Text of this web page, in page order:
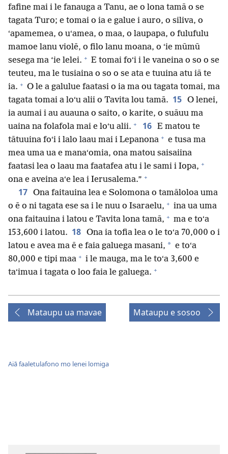
fafine mai i le fanauga a Tanu, ae o lona tamā o se
tagata Turo; e tomai o ia e galue i auro, o siliva, o
ʻapamemea, o uʻamea, o maa, o laupapa, o fulufulu
mamoe lanu violē, o filo lanu moana, o ʻie mūmū
sesega ma ‘ie lelei. + E tomai foʻi i le vaneina o so o se
teuteu, ma le tusiaina o so o se ata e tuuina atu iā te
ia. + O le a galulue faatasi o ia ma ou tagata tomai, ma
tagata tomai a loʻu alii o Tavita lou tamā. 15 O lenei,
ia aumai i au auauna o saito, o karite, o suāuu ma
uaina na folafola mai e loʻu alii. + 16 E matou te
tātuuina foʻi i lalo laau mai i Lepanona + e tusa ma
mea uma ua e manaʻomia, ona matou saisaiina
faatasi lea o laau ma faatafea atu i le sami i Iopa, +
ona e aveina aʻe lea i Ierusalema.” +
17 Ona faitauina lea e Solomona o tamāloloa uma
o ē o ni tagata ese sa i le nuu o Isaraelu, + ina ua uma
ona faitauina i latou e Tavita lona tamā, + ma e toʻa
153,600 i latou. 18 Ona ia tofia lea o le toʻa 70,000 o i
latou e avea ma ē e faia galuega masani, * e toʻa
80,000 e tipi maa + i le mauga, ma le toʻa 3,600 e
taʻimua i tagata o loo faia le galuega. +
Mataupu ua mavae Mataupu e sosoo
Aiā faaletulafono mo lenei lomiga